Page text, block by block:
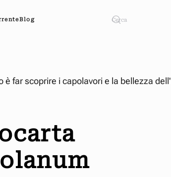
Blog
far scoprire i capolavori e la bellezza